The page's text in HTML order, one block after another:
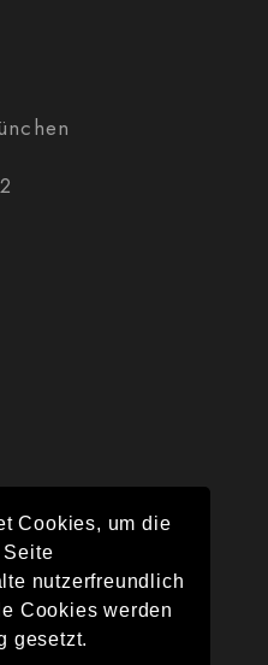
Cookies, um die
Seite
nutzerfreundlich
Cookies werden
gesetzt.